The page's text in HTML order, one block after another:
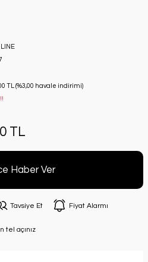
LINE
TL (%3,00 havale indirimi)
TL
Haber Ver
Tavsiye Et Fiyat Alarmı
tel açınız